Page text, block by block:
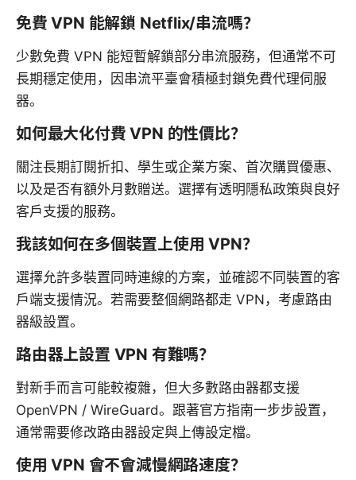
免費 VPN 能解鎖 Netflix/串流嗎？
少數免費 VPN 能短暫解鎖部分串流服務，但通常不可
長期穩定使用，因串流平臺會積極封鎖免費代理伺服
器。
如何最大化付費 VPN 的性價比？
關注長期訂閱折扣、學生或企業方案、首次購買優惠、
以及是否有額外月數贈送。選擇有透明隱私政策與良好
客戶支援的服務。
我該如何在多個裝置上使用 VPN？
選擇允許多裝置同時連線的方案，並確認不同裝置的客
戶端支援情況。若需要整個網路都走 VPN，考慮路由
器級設置。
路由器上設置 VPN 有難嗎？
對新手而言可能較複雜，但大多數路由器都支援
OpenVPN / WireGuard。跟著官方指南一步步設置，
通常需要修改路由器設定與上傳設定檔。
使用 VPN 會不會減慢網路速度？